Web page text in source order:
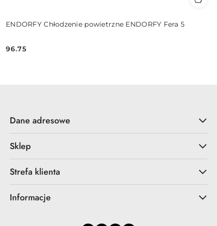
ENDORFY Chłodzenie powietrzne ENDORFY Fera 5
Cena:
96.75
Dane adresowe
Sklep
Strefa klienta
Informacje